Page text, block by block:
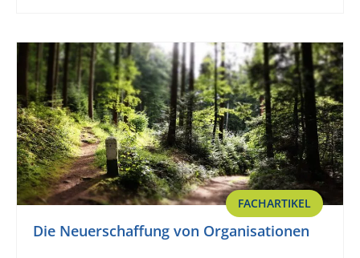
FACHARTIKEL
Die Neuerschaffung von Organisationen